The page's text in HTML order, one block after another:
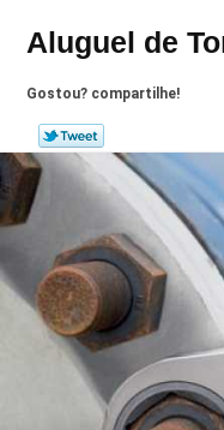
Aluguel de
Gostou? compartilhe!